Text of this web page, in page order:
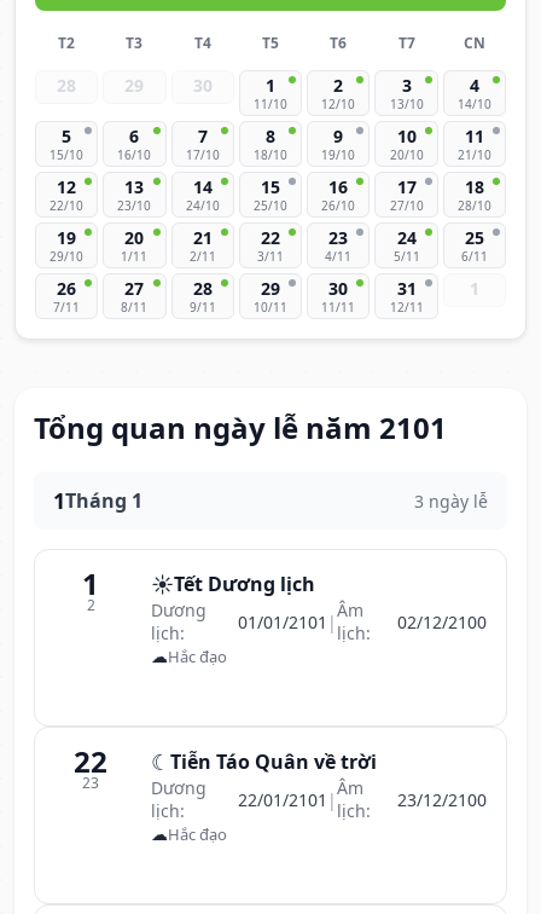
T2 T3 T4 T5 T6 T7 CN
28 29 30 1
11/10
2
12/10
3
13/10
4
14/10
5
15/10
6
16/10
7
17/10
8
18/10
9
19/10
10
20/10
11
21/10
12
22/10
13
23/10
14
24/10
15
25/10
16
26/10
17
27/10
18
28/10
19
29/10
20
1/11
21
2/11
22
3/11
23
4/11
24
5/11
25
6/11
26
7/11
27
8/11
28
9/11
29
10/11
30
11/11
31
12/11
1
Tổng quan ngày lễ năm 2101
1Tháng 1 3 ngày lễ
1
2
☀️Tết Dương lịch
Dương
lịch:
01/01/2101 |Âm
lịch:
02/12/2100
☁Hắc đạo
22
23
☾ Tiễn Táo Quân về trời
Dương
lịch:
22/01/2101 |Âm
lịch:
23/12/2100
☁Hắc đạo